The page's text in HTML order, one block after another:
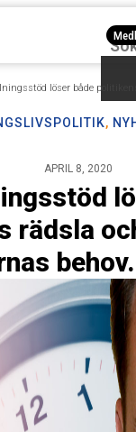
löser både
,
APRIL 8, 2020
rädsla
behov.